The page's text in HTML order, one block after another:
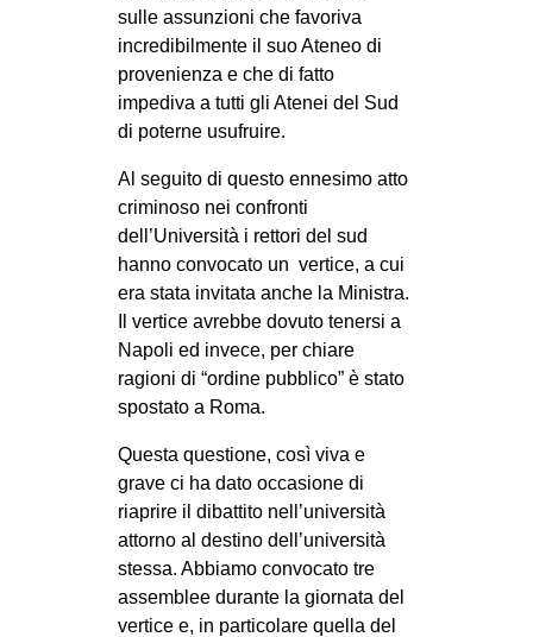
sulle assunzioni che favoriva
incredibilmente il suo Ateneo di
provenienza e che di fatto
impediva a tutti gli Atenei del Sud
di poterne usufruire.
Al seguito di questo ennesimo atto
criminoso nei confronti
dell’Università i rettori del sud
hanno convocato un vertice, a cui
era stata invitata anche la Ministra.
Il vertice avrebbe dovuto tenersi a
Napoli ed invece, per chiare
ragioni di “ordine pubblico” è stato
spostato a Roma.
Questa questione, così viva e
grave ci ha dato occasione di
riaprire il dibattito nell’università
attorno al destino dell’università
stessa. Abbiamo convocato tre
assemblee durante la giornata del
vertice e, in particolare quella del